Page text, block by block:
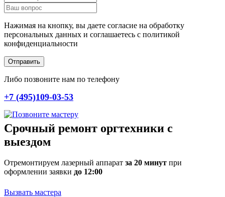
Нажимая на кнопку, вы даете согласие на обработку
персональных данных и соглашаетесь c политикой
конфиденциальности
Отправить
Либо позвоните нам по телефону
+7 (495)109-03-53
Срочный ремонт оргтехники с
выездом
Отремонтируем лазерный аппарат за 20 минут при
оформлении заявки до 12:00
Вызвать мастера